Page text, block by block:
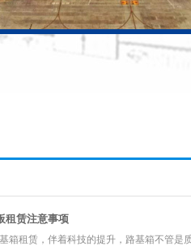
租赁注意事项
箱租赁，伴着科技的提升，路基箱不管是